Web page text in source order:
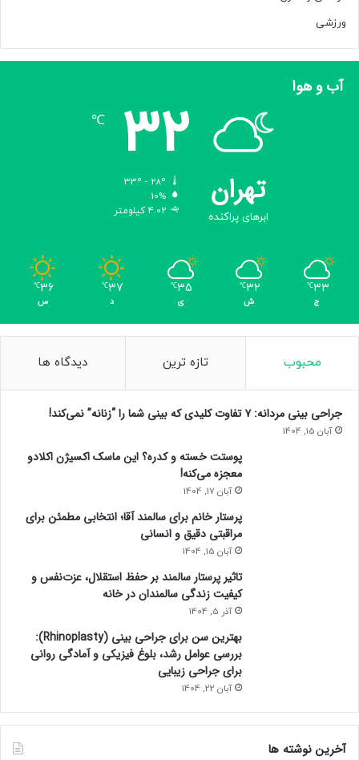
۱
۰
ق
ورزشی
آب و هوا
تهران
ابرهای پراکنده
32
℃
10%
4.02 کیلومتر
33
℃
ج
32
℃
ش
35
℃
ی
37
℃
د
36
℃
س
محبوب تازه ترین دیدگاه ها
جراحی بینی مردانه: ۷ تفاوت کلیدی که بینی شما را “زنانه” نمی‌کند!
آبان 15, 1404
پوستت خسته و کدره؟ این ماسک اکسیژن اکلادو
معجزه می‌کنه!
آبان 17, 1404
پرستار خانم برای سالمند آقا؛ انتخابی مطمئن برای
مراقبتی دقیق و انسانی
آبان 15, 1404
تاثیر پرستار سالمند بر حفظ استقلال، عزت‌نفس و
کیفیت زندگی سالمندان در خانه
آذر 5, 1404
بهترین سن برای جراحی بینی (Rhinoplasty):
بررسی عوامل رشد، بلوغ فیزیکی و آمادگی روانی
برای جراحی زیبایی
آبان 22, 1404
آخرین نوشته ها